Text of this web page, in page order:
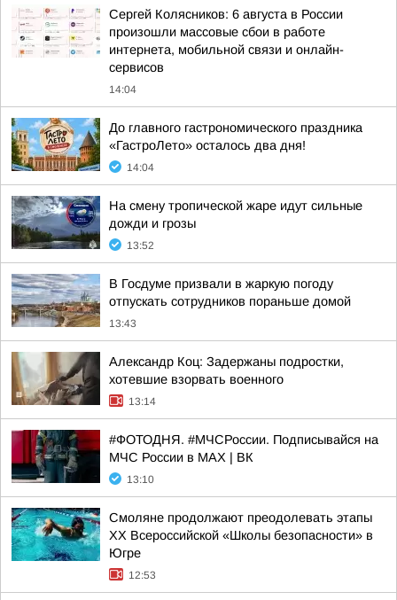
Сергей Колясников: 6 августа в России
произошли массовые сбои в работе
интернета, мобильной связи и онлайн-
сервисов
14:04
До главного гастрономического праздника
«ГастроЛето» осталось два дня!
14:04
На смену тропической жаре идут сильные
дожди и грозы
13:52
В Госдуме призвали в жаркую погоду
отпускать сотрудников пораньше домой
13:43
Александр Коц: Задержаны подростки,
хотевшие взорвать военного
13:14
#ФОТОДНЯ. #МЧСРоссии. Подписывайся на
МЧС России в MAX | ВК
13:10
Смоляне продолжают преодолевать этапы
XX Всероссийской «Школы безопасности» в
Югре
12:53